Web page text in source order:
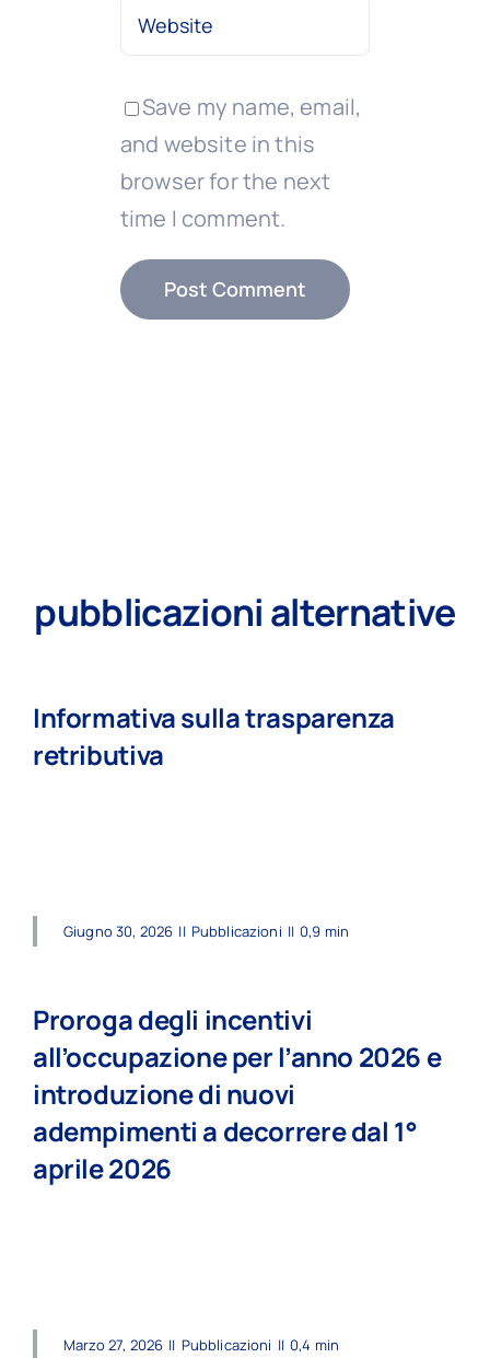
Save my name, email,
and website in this
browser for the next
time I comment.
pubblicazioni alternative
Informativa sulla trasparenza
retributiva
Giugno 30, 2026 || Pubblicazioni || 0,9 min
Proroga degli incentivi
all’occupazione per l’anno 2026 e
introduzione di nuovi
adempimenti a decorrere dal 1°
aprile 2026
Marzo 27, 2026 || Pubblicazioni || 0,4 min